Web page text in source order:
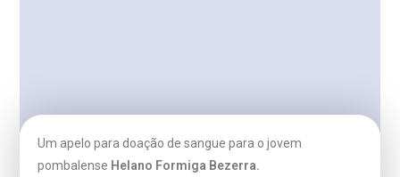
Um apelo para doação de sangue para o jovem
pombalense Helano Formiga Bezerra.